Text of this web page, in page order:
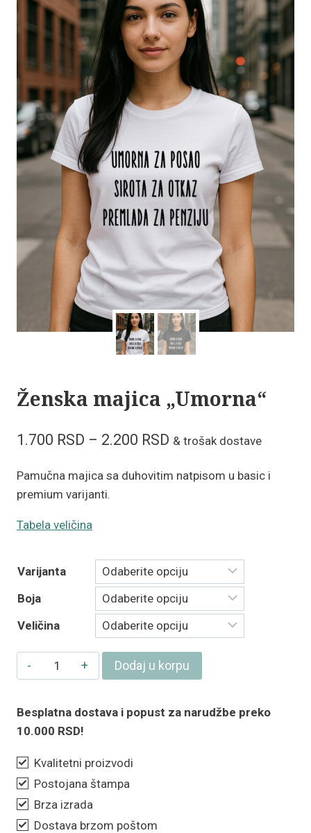
Ženska majica „Umorna“
1.700 RSD – 2.200 RSD Raspon
2.200 RSD
& trošak dostave
Pamučna majica sa duhovitim natpisom u basic i
premium varijanti.
Tabela veličina
Varijanta
Boja
Veličina
Ženska
majica
količina
Dodaj u korpu
Besplatna dostava i popust za narudžbe preko
10.000 RSD!
Kvalitetni proizvodi
Postojana štampa
Brza izrada
Dostava brzom poštom